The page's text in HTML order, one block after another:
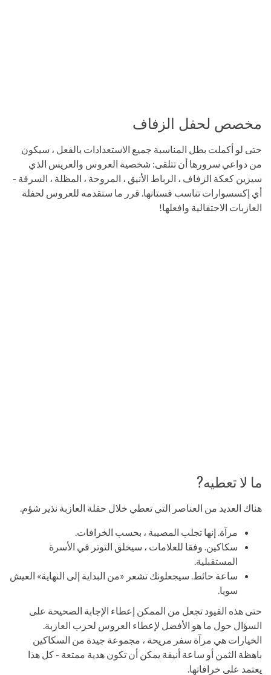
مخصص لحفل الزفاف
حتى لو أكملت بطل المناسبة جميع الاستعدادات بالفعل ، سيكون
من دواعي سرورها أن تتلقى: شخصية العروس والعريس الذي
سيزين كعكة الزفاف ، الرباط الأنيق ، المروحة ، المظلة ، السرقة -
أي إكسسوارات تناسب فستانها. قرر ما ستقدمه للعروس لحفلة
العازبات الاحتفالية وافعلها!
ما لا تعطيه?
هناك العديد من العناصر التي تعطي خلال حفلة العازبة نذير شؤم.
مرآة. إنها تجلب المصيبة ، بحسب الخرافات.
سكاكين. وفقا للعلامات ، سيخلق التوتر في الأسرة
المستقبلية.
ساعة حائط. سيجعلونك تشعر «من البداية إلى النهاية» العيش
سويا.
حتى هذه القيود تجعل من الممكن إعطاء الإجابة الصحيحة على
السؤال حول ما هو الأفضل لإعطاء العروس لحزب العازبة.
الخيارات هي مرآة سفر مريحة ، مجموعة جيدة من السكاكين
باهظة الثمن أو ساعة أنيقة يمكن أن تكون هدية ممتعة - كل هذا
يعتمد على خرافاتها.